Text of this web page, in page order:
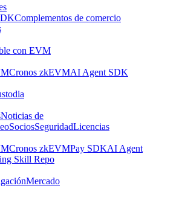
Complementos de comercio
con EVM
Cronos zkEVMAI Agent SDK
Noticias de
SociosSeguridadLicencias
Cronos zkEVMPay SDKAI Agent
Skill Repo
Mercado